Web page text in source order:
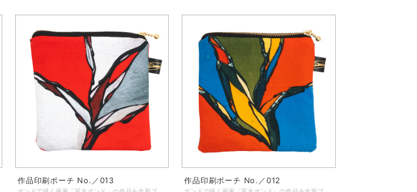
作品印刷ポーチ No.／013 作品印刷ポーチ No.／012